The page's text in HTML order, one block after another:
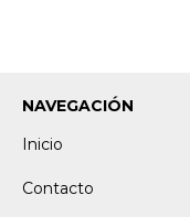
NAVEGACIÓN
Inicio
Contacto